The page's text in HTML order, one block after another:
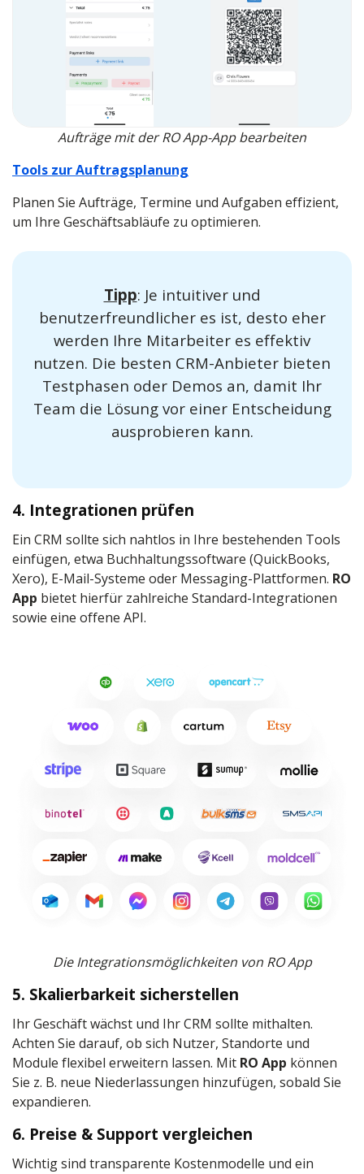
Aufträge mit der RO App-App bearbeiten
Tools zur Auftragsplanung
Planen Sie Aufträge, Termine und Aufgaben effizient,
um Ihre Geschäftsabläufe zu optimieren.
Tipp: Je intuitiver und
benutzerfreundlicher es ist, desto eher
werden Ihre Mitarbeiter es effektiv
nutzen. Die besten CRM-Anbieter bieten
Testphasen oder Demos an, damit Ihr
Team die Lösung vor einer Entscheidung
ausprobieren kann.
4. Integrationen prüfen
Ein CRM sollte sich nahtlos in Ihre bestehenden Tools
einfügen, etwa Buchhaltungssoftware (QuickBooks,
Xero), E-Mail-Systeme oder Messaging-Plattformen. RO
App bietet hierfür zahlreiche Standard-Integrationen
sowie eine offene API.
Die Integrationsmöglichkeiten von RO App
5. Skalierbarkeit sicherstellen
Ihr Geschäft wächst und Ihr CRM sollte mithalten.
Achten Sie darauf, ob sich Nutzer, Standorte und
Module flexibel erweitern lassen. Mit RO App können
Sie z. B. neue Niederlassungen hinzufügen, sobald Sie
expandieren.
6. Preise & Support vergleichen
Wichtig sind transparente Kostenmodelle und ein